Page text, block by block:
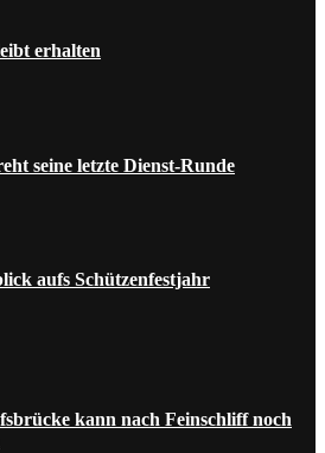
erhalten
seine letzte Dienst-Runde
aufs Schützenfestjahr
kann nach Feinschliff noch